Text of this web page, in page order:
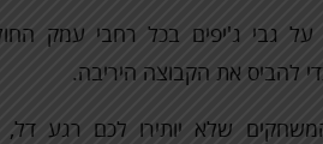
על גבי ג'יפים בכל רחבי עמק
להביס את הקבוצה היריבה.
שלא יותירו לכם רגע